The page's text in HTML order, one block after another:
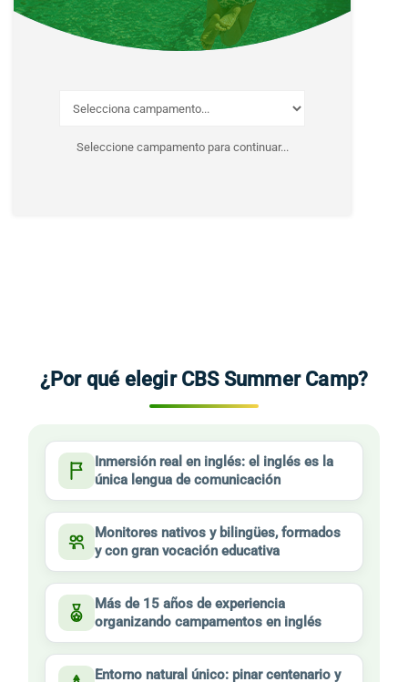
Seleccione campamento para continuar...
¿Por qué elegir CBS Summer Camp?
Inmersión real en inglés: el inglés es la
única lengua de comunicación
Monitores nativos y bilingües, formados
y con gran vocación educativa
Más de 15 años de experiencia
organizando campamentos en inglés
Entorno natural único: pinar centenario y